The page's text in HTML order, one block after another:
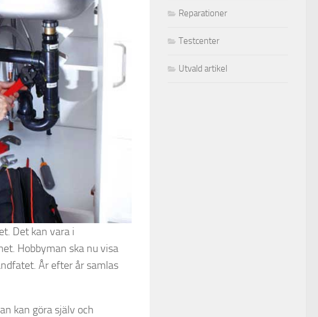
Det kan vara i
Hobbyman ska nu visa
År efter år samlas
kan göra själv och
Reparationer
Testcenter
Utvald artikel